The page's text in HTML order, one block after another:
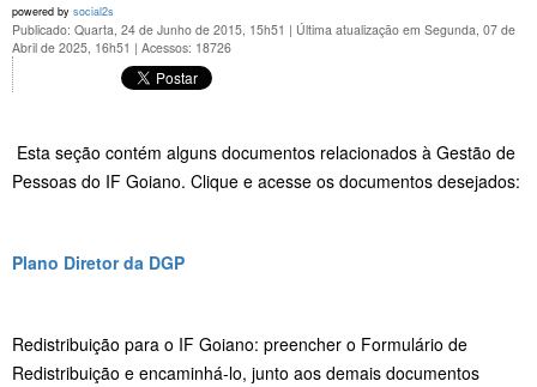
powered by social2s
Publicado: Quarta, 24 de Junho de 2015, 15h51 | Última atualização em Segunda, 07 de
Abril de 2025, 16h51 | Acessos: 18726
Esta seção contém alguns documentos relacionados à Gestão de
Pessoas do IF Goiano. Clique e acesse os documentos desejados:
Plano Diretor da DGP
Redistribuição para o IF Goiano: preencher o Formulário de
Redistribuição e encaminhá-lo, junto aos demais documentos